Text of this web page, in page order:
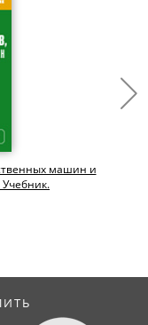
машин и